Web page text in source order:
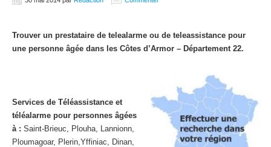
Trouver un prestataire de telealarme ou de teleassistance pour
une personne âgée dans les Côtes d’Armor – Département 22.
Services de Téléassistance et
téléalarme pour personnes âgées
à : Saint-Brieuc, Plouha, Lannionn,
Ploumagoar, Plerin,Yffiniac, Dinan,